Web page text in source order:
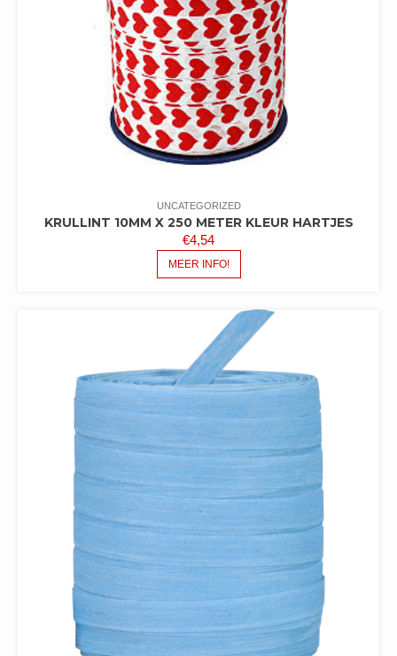
UNCATEGORIZED
KRULLINT 10MM X 250 METER KLEUR HARTJES
€4,54
MEER INFO!